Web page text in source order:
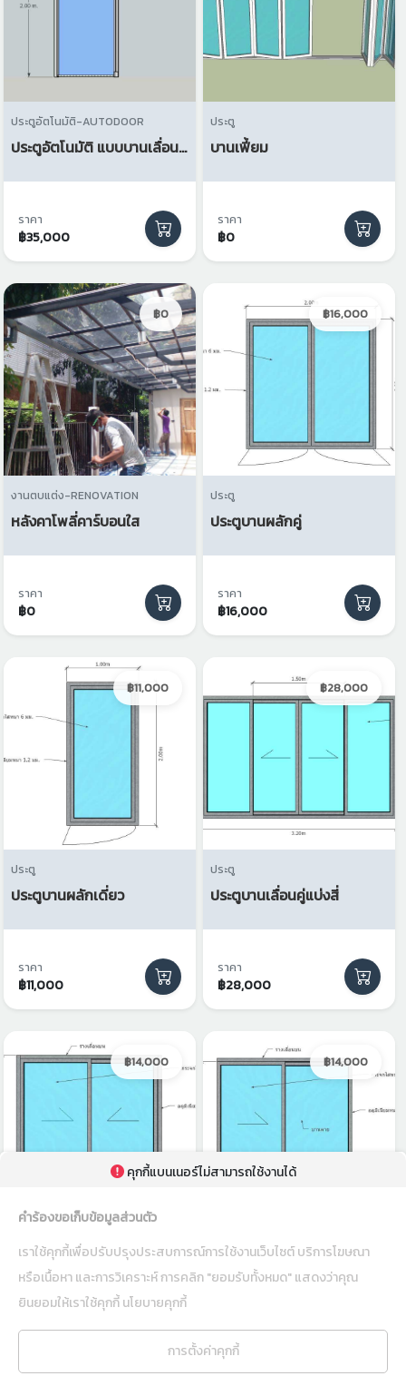
ประตูอัตโนมัติ-AUTODOOR
ประตูอัตโนมัติ แบบบานเลื่อนเดี่บว
ราคา
฿35,000
ประตู
บานเฟี้ยม
ราคา
฿0
฿0
งานตบแต่ง-RENOVATION
หลังคาโพลี่คาร์บอนใส
ราคา
฿0
฿16,000
ประตู
ประตูบานผลักคู่
ราคา
฿16,000
฿11,000
ประตู
ประตูบานผลักเดี่ยว
ราคา
฿11,000
฿28,000
ประตู
ประตูบานเลื่อนคู่แบ่งสี่
ราคา
฿28,000
฿14,000
ประตู
ประตูบานเลื่อนสลับ
฿14,000
ประตู
ราคา
฿14,000
คุกกี้แบนเนอร์ไม่สามารถใช้งานได้
คำร้องขอเก็บข้อมูลส่วนตัว
เราใช้คุกกี้เพื่อปรับปรุงประสบการณ์การใช้งานเว็บไซต์ บริการโฆษณา
หรือเนื้อหา และการวิเคราะห์ การคลิก "ยอมรับทั้งหมด" แสดงว่าคุณ
ยินยอมให้เราใช้คุกกี้นโยบายคุกกี้
การตั้งค่าคุกกี้